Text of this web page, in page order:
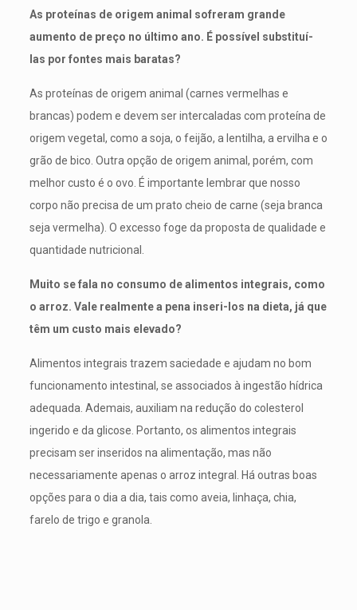
As proteínas de origem animal sofreram grande
aumento de preço no último ano. É possível substituí-
las por fontes mais baratas?
As proteínas de origem animal (carnes vermelhas e
brancas) podem e devem ser intercaladas com proteína de
origem vegetal, como a soja, o feijão, a lentilha, a ervilha e o
grão de bico. Outra opção de origem animal, porém, com
melhor custo é o ovo. É importante lembrar que nosso
corpo não precisa de um prato cheio de carne (seja branca
seja vermelha). O excesso foge da proposta de qualidade e
quantidade nutricional.
Muito se fala no consumo de alimentos integrais, como
o arroz. Vale realmente a pena inseri-los na dieta, já que
têm um custo mais elevado?
Alimentos integrais trazem saciedade e ajudam no bom
funcionamento intestinal, se associados à ingestão hídrica
adequada. Ademais, auxiliam na redução do colesterol
ingerido e da glicose. Portanto, os alimentos integrais
precisam ser inseridos na alimentação, mas não
necessariamente apenas o arroz integral. Há outras boas
opções para o dia a dia, tais como aveia, linhaça, chia,
farelo de trigo e granola.